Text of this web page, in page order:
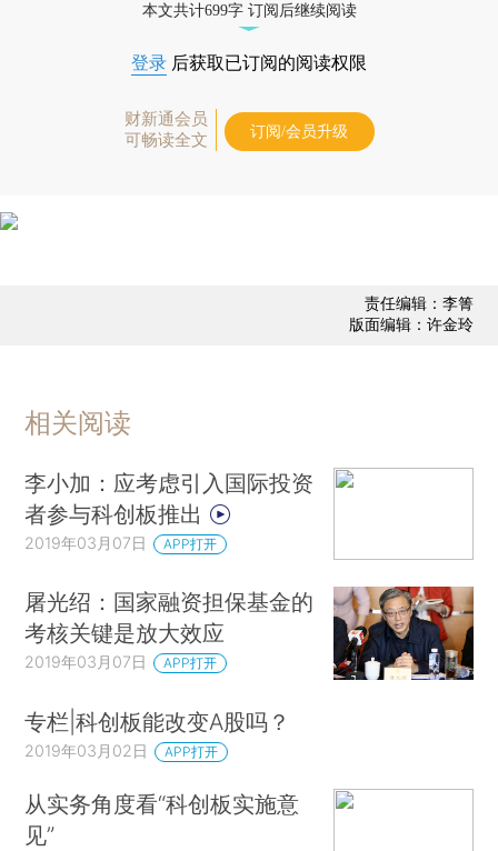
本文共计699字 订阅后继续阅读
登录 后获取已订阅的阅读权限
财新通会员
可畅读全文
订阅/会员升级
责任编辑：李箐
版面编辑：许金玲
相关阅读
李小加：应考虑引入国际投资
者参与科创板推出
2019年03月07日 APP打开
屠光绍：国家融资担保基金的
考核关键是放大效应
2019年03月07日 APP打开
专栏|科创板能改变A股吗？
2019年03月02日 APP打开
从实务角度看“科创板实施意
见”